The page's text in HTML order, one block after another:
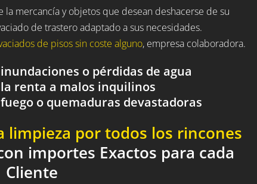
mercancía y objetos que desean deshacerse de su
de trastero adaptado a sus necesidades.
de pisos sin coste alguno, empresa colaboradora.
o pérdidas de agua
renta a malos inquilinos
o quemaduras devastadoras
limpieza por todos los rincones
importes Exactos para cada
Cliente